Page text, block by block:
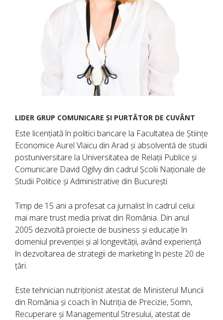
LIDER GRUP COMUNICARE ȘI PURTĂTOR DE CUVÂNT
Este licențiată în politici bancare la Facultatea de Științe
Economice Aurel Vlaicu din Arad și absolventă de studii
postuniversitare la Universitatea de Relații Publice și
Comunicare David Ogilvy din cadrul Școlii Naționale de
Studii Politice și Administrative din București.
Timp de 15 ani a profesat ca jurnalist în cadrul celui
mai mare trust media privat din România. Din anul
2005 dezvoltă proiecte de business și educație în
domeniul prevenției și al longevității, având experiență
în dezvoltarea de strategii de marketing în peste 20 de
țări.
Este tehnician nutriționist atestat de Ministerul Muncii
din România și coach în Nutriția de Precizie, Somn,
Recuperare și Managementul Stresului, atestat de